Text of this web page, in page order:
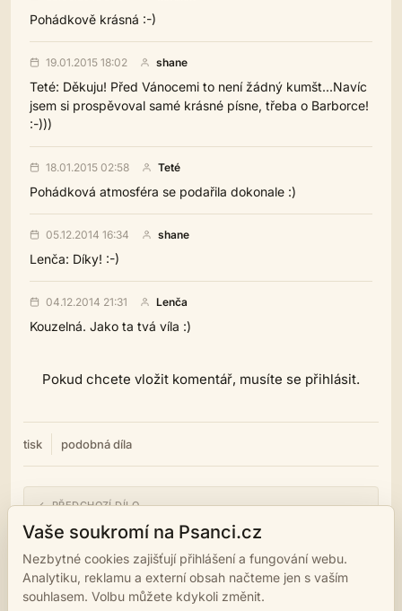
Pohádkově krásná :-)
19.01.2015 18:02 shane
Teté: Děkuju! Před Vánocemi to není žádný kumšt...Navíc
jsem si prospěvoval samé krásné písne, třeba o Barborce!
:-)))
18.01.2015 02:58 Teté
Pohádková atmosféra se podařila dokonale :)
05.12.2014 16:34 shane
Lenča: Díky! :-)
04.12.2014 21:31 Lenča
Kouzelná. Jako ta tvá víla :)
Pokud chcete vložit komentář, musíte se přihlásit.
tisk podobná díla
← PŘEDCHOZÍ DÍLO
Mejdlo je tady zas!
NÁSLEDUJÍCÍ DÍLO →
Vaše soukromí na Psanci.cz
Nezbytné cookies zajišťují přihlášení a fungování webu.
Analytiku, reklamu a externí obsah načteme jen s vaším
souhlasem. Volbu můžete kdykoli změnit.